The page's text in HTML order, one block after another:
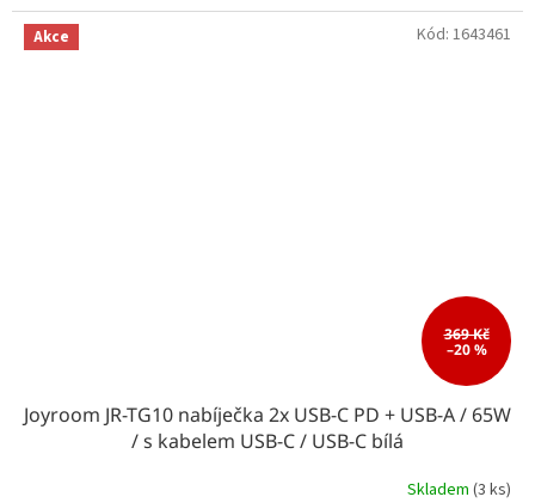
Akce
369 Kč
–20 %
Joyroom JR-TG10 nabíječka 2x USB-C PD + USB-A / 65W
/ s kabelem USB-C / USB-C bílá
Skladem (3 ks)
Kód: 1643461